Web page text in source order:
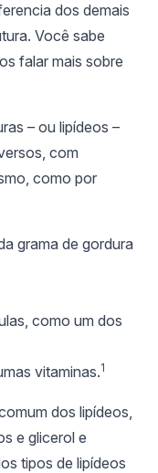
dos demais
Você sabe
falar mais sobre
– ou lipídeos –
com
como por
grama de gordura
como um dos
vitaminas.1
dos lipídeos,
e glicerol e
tipos de lipídeos